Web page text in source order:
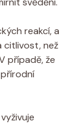
‌reakcí, ‌a
citlivost, než
případě, ​že